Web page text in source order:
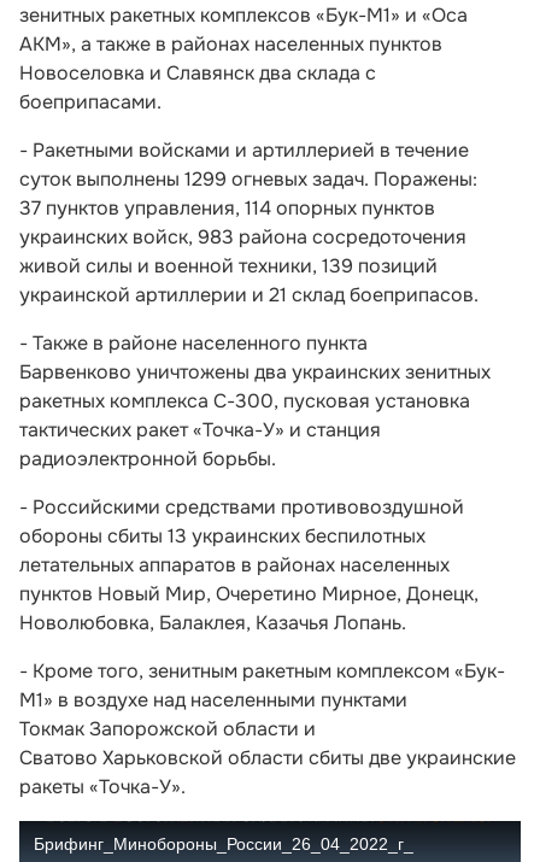
зенитных ракетных комплексов «Бук-М1» и «Оса
АКМ», а также в районах населенных пунктов
Новоселовка и Славянск два склада с
боеприпасами.
- Ракетными войсками и артиллерией в течение
суток выполнены 1299 огневых задач. Поражены:
37 пунктов управления, 114 опорных пунктов
украинских войск, 983 района сосредоточения
живой силы и военной техники, 139 позиций
украинской артиллерии и 21 склад боеприпасов.
- Также в районе населенного пункта
Барвенково уничтожены два украинских зенитных
ракетных комплекса С-300, пусковая установка
тактических ракет «Точка-У» и станция
радиоэлектронной борьбы.
- Российскими средствами противовоздушной
обороны сбиты 13 украинских беспилотных
летательных аппаратов в районах населенных
пунктов Новый Мир, Очеретино Мирное, Донецк,
Новолюбовка, Балаклея, Казачья Лопань.
- Кроме того, зенитным ракетным комплексом «Бук-
М1» в воздухе над населенными пунктами
Токмак Запорожской области и
Сватово Харьковской области сбиты две украинские
ракеты «Точка-У».